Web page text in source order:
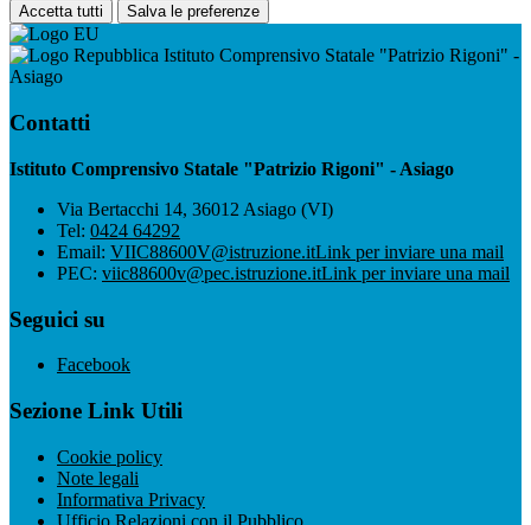
Accetta tutti Salva le preferenze
Istituto Comprensivo Statale "Patrizio Rigoni" -
Asiago
Contatti
Istituto Comprensivo Statale "Patrizio Rigoni" - Asiago
Via Bertacchi 14, 36012 Asiago (VI)
Tel: 0424 64292
Email: VIIC88600V@istruzione.itLink per inviare una mail
PEC: viic88600v@pec.istruzione.itLink per inviare una mail
Seguici su
Facebook
Sezione Link Utili
Cookie policy
Note legali
Informativa Privacy
Ufficio Relazioni con il Pubblico